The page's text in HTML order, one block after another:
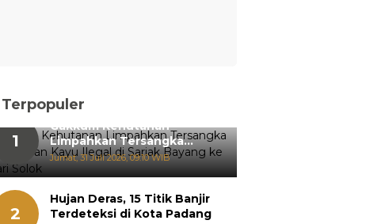
Terpopuler
1
Gakkum Kehutanan
Limpahkan Tersangka
Pemanenan Kayu Ilegal di
Sariak Bayang ke Kejari
Jumat, 31 Juli 2026, 09:10 WIB
2
Hujan Deras, 15 Titik Banjir
Terdeteksi di Kota Padang